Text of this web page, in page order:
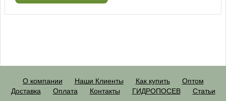
О компании Наши Клиенты Как купить
Оптом
Доставка
Оплата Контакты ГИДРОПОСЕВ Статьи